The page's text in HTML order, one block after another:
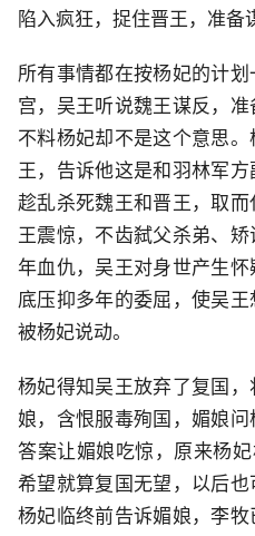
陷入疯狂，捉住晋王，准备
所有事情都在按杨妃的计
宫，吴王听说魏王谋反，准
不料杨妃却不是这个意思
王，告诉他这是和羽林军
趁乱杀死魏王和晋王，取
王震惊，不齿弑父杀弟、
年血仇，吴王对身世产生
底压抑多年的委屈，使吴
被杨妃说动。
杨妃得知吴王放弃了复国
娘，含恨服毒殉国，媚娘
答案让媚娘吃惊，原来杨
希望就算复国无望，以后也
杨妃临终前告诉媚娘，李